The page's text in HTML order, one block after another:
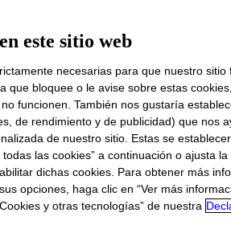
Coating Deep Tint
DE MUESTRA OPCIONES DE
Tint Base?
as concrete block, fluted block,
previously coated masonry
este sitio web
necesarias para que nuestro sitio
que bloquee o le avise sobre estas
funcionen. También nos gustaría
de rendimiento y de publicidad) que nos
de nuestro sitio. Estas se
las cookies” a continuación o ajusta la
dichas cookies. Para obtener más
opciones, haga clic en “Ver más
y otras tecnologías” de nuestra